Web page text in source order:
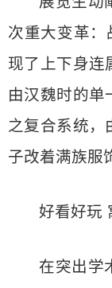
次重大变革：
现了上下身连
由汉魏时的单
之复合系统，
子改着满族服
好看好玩
在突出学